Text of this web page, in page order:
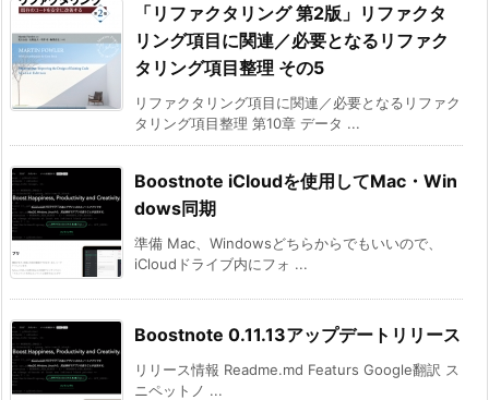
「リファクタリング 第2版」リファクタ
リング項目に関連／必要となるリファク
タリング項目整理 その5
リファクタリング項目に関連／必要となるリファク
タリング項目整理 第10章 データ ...
Boostnote iCloudを使用してMac・Win
dows同期
準備 Mac、Windowsどちらからでもいいので、
iCloudドライブ内にフォ ...
Boostnote 0.11.13アップデートリリース
リリース情報 Readme.md Featurs Google翻訳 ス
ニペットノ ...